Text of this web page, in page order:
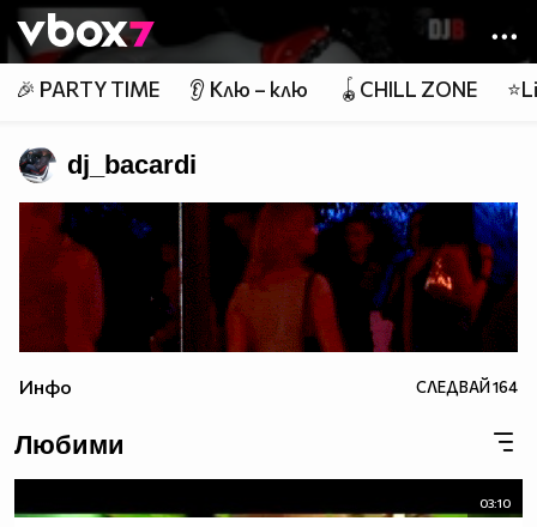
Member of
👾
🎉 PARTY TIME 👂 Клю – клю 🪀CHILL ZONE
dj_bacardi
Инфо СЛЕДВАЙ164
Любими
03:10